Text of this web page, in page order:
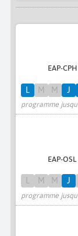
EAP-CPH
programme jusqu'
L M M J
EAP-OSL
programme jusqu'
M M J